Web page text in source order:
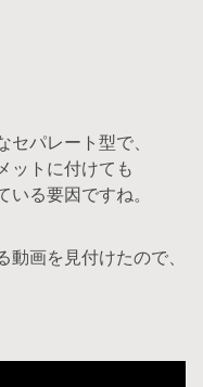
パレート型で、
ットに付けても
る要因ですね。
画を見付けたので、